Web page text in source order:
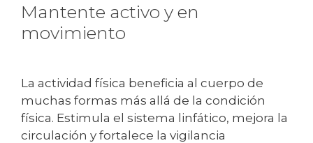
Mantente activo y en
movimiento
La actividad física beneficia al cuerpo de
muchas formas más allá de la condición
física. Estimula el sistema linfático, mejora la
circulación y fortalece la vigilancia